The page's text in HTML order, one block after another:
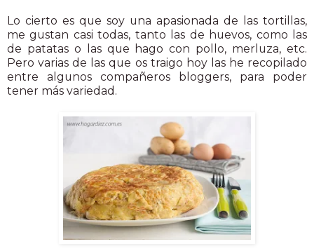
Lo cierto es que soy una apasionada de las tortillas,
me gustan casi todas, tanto las de huevos, como las
de patatas o las que hago con pollo, merluza, etc.
Pero varias de las que os traigo hoy las he recopilado
entre algunos compañeros bloggers, para poder
tener más variedad.